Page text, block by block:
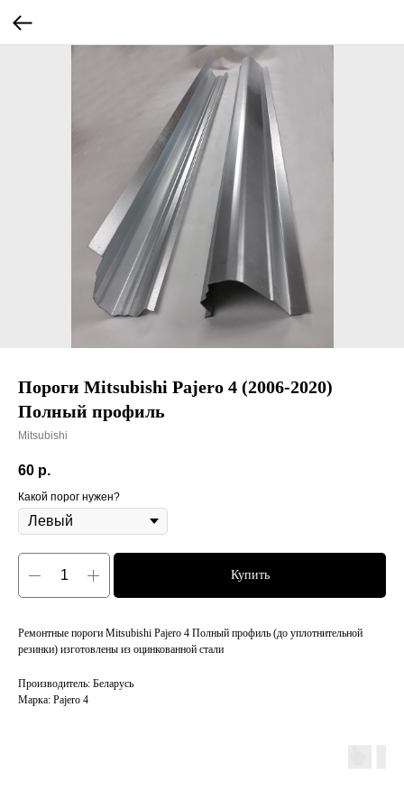
Пороги Mitsubishi Pajero 4 (2006-2020)
Полный профиль
Mitsubishi
60 р.
Какой порог нужен?
Купить
Ремонтные пороги Mitsubishi Pajero 4 Полный профиль (до уплотнительной
резинки) изготовлены из оцинкованной стали
Производитель: Беларусь
Марка: Pajero 4